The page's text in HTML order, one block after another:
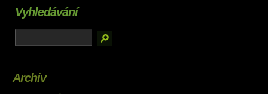
Vyhledávání
Archiv